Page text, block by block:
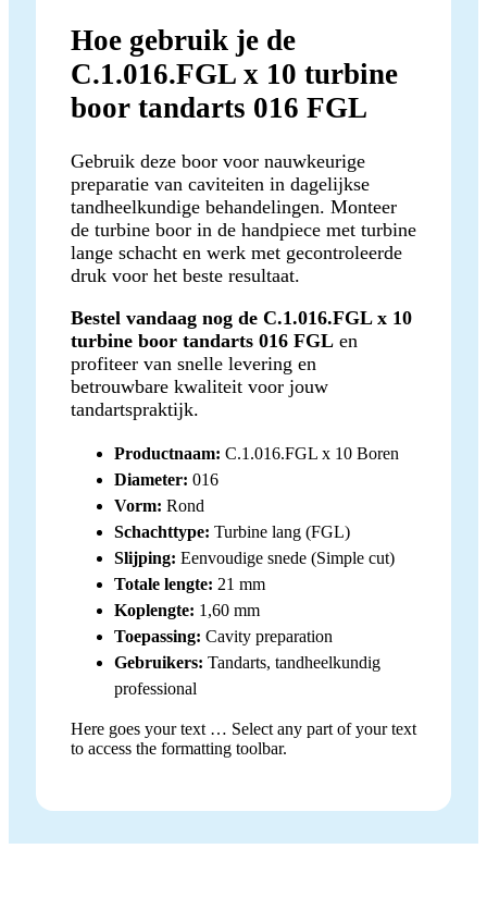
Hoe gebruik je de
C.1.016.FGL x 10 turbine
boor tandarts 016 FGL
Gebruik deze boor voor nauwkeurige
preparatie van caviteiten in dagelijkse
tandheelkundige behandelingen. Monteer
de turbine boor in de handpiece met turbine
lange schacht en werk met gecontroleerde
druk voor het beste resultaat.
Bestel vandaag nog de C.1.016.FGL x 10
turbine boor tandarts 016 FGL en
profiteer van snelle levering en
betrouwbare kwaliteit voor jouw
tandartspraktijk.
Productnaam: C.1.016.FGL x 10 Boren
Diameter: 016
Vorm: Rond
Schachttype: Turbine lang (FGL)
Slijping: Eenvoudige snede (Simple cut)
Totale lengte: 21 mm
Koplengte: 1,60 mm
Toepassing: Cavity preparation
Gebruikers: Tandarts, tandheelkundig
professional
Here goes your text … Select any part of your text
to access the formatting toolbar.